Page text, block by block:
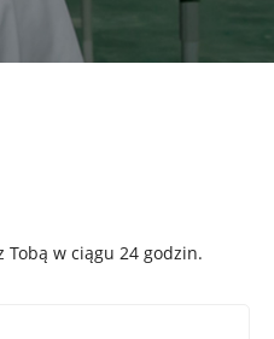
w ciągu 24 godzin.